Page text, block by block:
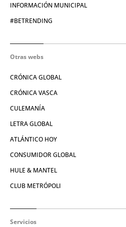
INFORMACIÓN MUNICIPAL
#BETRENDING
Otras webs
CRÓNICA GLOBAL
CRÓNICA VASCA
CULEMANÍA
LETRA GLOBAL
ATLÁNTICO HOY
CONSUMIDOR GLOBAL
HULE & MANTEL
CLUB METRÓPOLI
Servicios